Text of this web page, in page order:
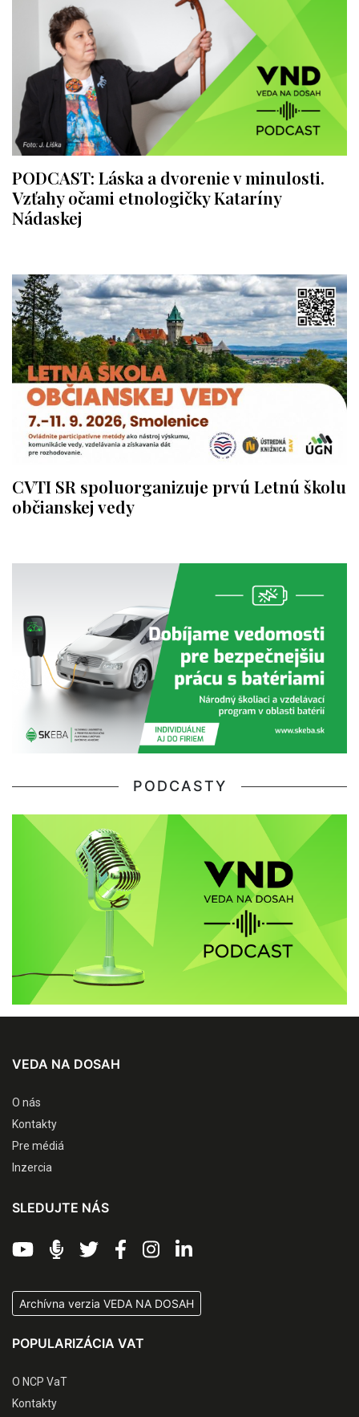
PODCAST: Láska a dvorenie v minulosti.
Vzťahy očami etnologičky Kataríny
Nádaskej
CVTI SR spoluorganizuje prvú Letnú školu
občianskej vedy
PODCASTY
VEDA NA DOSAH
O nás
Kontakty
Pre médiá
Inzercia
SLEDUJTE NÁS
Archívna verzia VEDA NA DOSAH
POPULARIZÁCIA VAT
O NCP VaT
Kontakty